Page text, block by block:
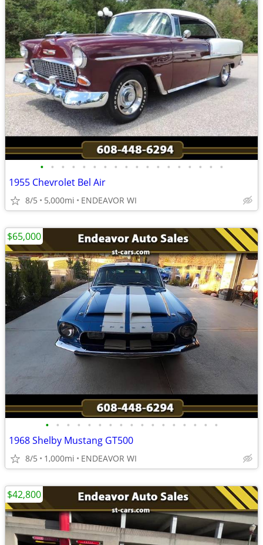
• • • • • • • • • • • • • • • • • •
1955 Chevrolet Bel Air
8/5 5,000mi ENDEAVOR WI
• • • • • • • • • • • • • • • • •
1968 Shelby Mustang GT500
8/5 1,000mi ENDEAVOR WI
$65,000
$42,800